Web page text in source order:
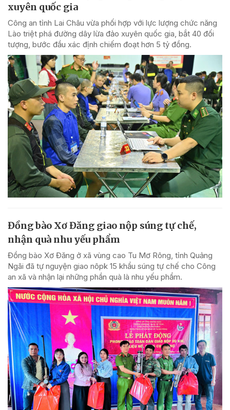
xuyên quốc gia
Công an tỉnh Lai Châu vừa phối hợp với lực lượng chức năng
Lào triệt phá đường dây lừa đảo xuyên quốc gia, bắt 40 đối
tượng, bước đầu xác định chiếm đoạt hơn 5 tỷ đồng.
Đồng bào Xơ Đăng giao nộp súng tự chế,
nhận quà nhu yếu phẩm
Đồng bào Xơ Đăng ở xã vùng cao Tu Mơ Rông, tỉnh Quảng
Ngãi đã tự nguyện giao nôpk 15 khẩu súng tự chế cho Công
an xã và nhận lại những phần quà là nhu yếu phẩm.